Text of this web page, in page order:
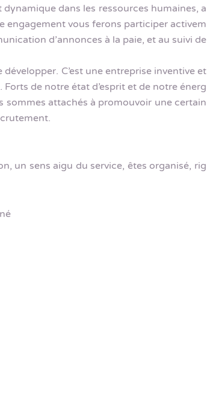
dans les ressources humaines, a
engagement vous ferons participer activem
d’annonces à la paie, et au suivi de
C’est une entreprise inventive et
de notre état d’esprit et de notre énerg
sommes attachés à promouvoir une certain
un sens aigu du service, êtes organisé, rig